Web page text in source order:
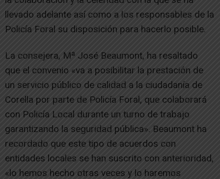
llevado adelante así como a los responsables de la
Policía Foral su disposición para hacerlo posible.
La consejera, Mª José Beaumont, ha resaltado
que el convenio «va a posibilitar la prestación de
un servicio público de calidad a la ciudadanía de
Corella por parte de Policía Foral, que colaborará
con Policía Local durante un turno de trabajo
garantizando la seguridad pública». Beaumont ha
recordado que este tipo de acuerdos con
entidades locales se han suscrito con anterioridad,
«lo hemos hecho otras veces y lo haremos